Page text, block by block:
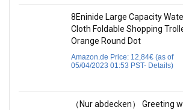
8Eninide Large Capacity
Cloth Foldable Shopping
Orange Round Dot
Amazon.de Price: 12,84€ (as of
05/04/2023 01:53 PST- Details)
（Nur abdecken） Greeting